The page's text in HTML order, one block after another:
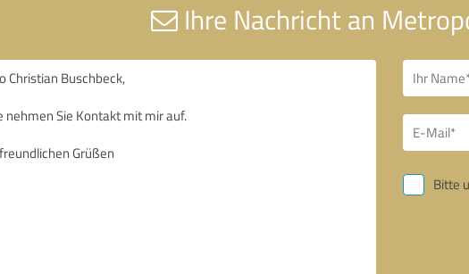
Ihre Nachricht an
Bitte